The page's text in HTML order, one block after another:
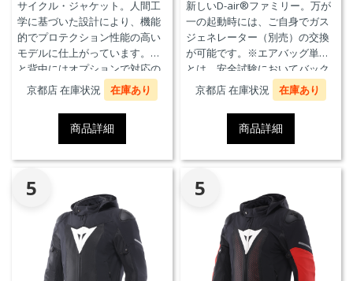
サイクル・ジャケット。人間工
学に基づいた設計により、機能
的でプロテクション性能の高い
モデルに仕上がっています。胸
と背中にはオプションで対応の
プロテクターを装着することが
できます。また、防水の内ポケ
ット、EN17092クラスA認証、パ
ンツと接続可能なファスナーを
備えています。
京都店 在庫状況 在庫あり
商品詳細
新しいD-air®ファミリー。万が
一の起動時には、ご自身でガス
ジェネレーター（別売）の交換
が可能です。※エアバッグ単体
とは、安全試験においてバック
プロテクターとの併用を必要と
せず、エアバッグことを指しま
京都店 在庫状況 在庫あり
商品詳細
5 5